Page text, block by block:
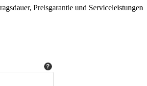
Preisgarantie und Serviceleistungen